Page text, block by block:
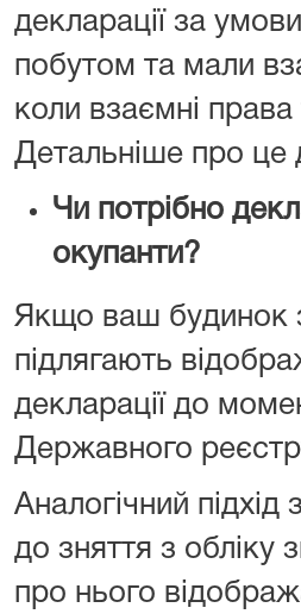
декларації за
побутом та мали
коли взаємні
Детальніше про це
Чи потрібно
окупанти?
Якщо ваш будинок
підлягають
декларації до
Державного
Аналогічний
до зняття з обліку
про нього